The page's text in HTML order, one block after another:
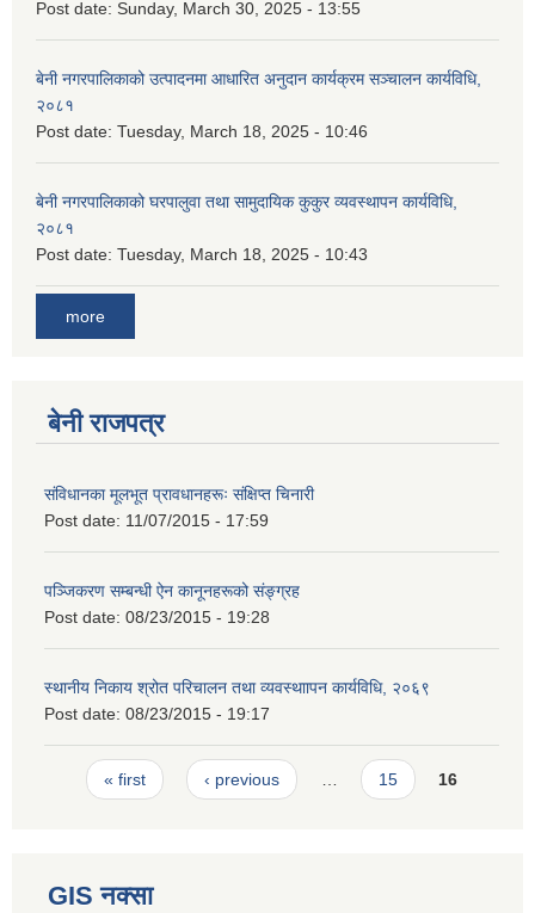
Post date: Sunday, March 30, 2025 - 13:55
बेनी नगरपालिकाको उत्पादनमा आधारित अनुदान कार्यक्रम सञ्‍चालन कार्यविधि,
२०८१
Post date: Tuesday, March 18, 2025 - 10:46
बेनी नगरपालिकाको घरपालुवा तथा सामुदायिक कुकुर व्यवस्थापन कार्यविधि,
२०८१
Post date: Tuesday, March 18, 2025 - 10:43
more
बेनी राजपत्र
संविधानका मूलभूत प्रावधानहरूः संक्षिप्त चिनारी
Post date: 11/07/2015 - 17:59
पञ्जिकरण सम्बन्धी ऐन कानूनहरूको संङ्ग्रह
Post date: 08/23/2015 - 19:28
स्थानीय निकाय श्रोत परिचालन तथा व्यवस्थाापन कार्यविधि, २०६९
Post date: 08/23/2015 - 19:17
Pages
« first ‹ previous 15 16
GIS नक्सा